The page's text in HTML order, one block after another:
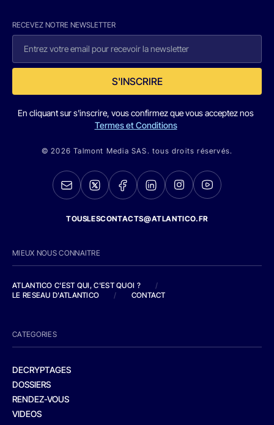
RECEVEZ NOTRE NEWSLETTER
S'INSCRIRE
En cliquant sur s'inscrire, vous confirmez que vous acceptez nos
Termes et Conditions
© 2026 Talmont Media SAS. tous droits réservés.
TOUSLESCONTACTS@ATLANTICO.FR
MIEUX NOUS CONNAITRE
ATLANTICO C'EST QUI, C'EST QUOI ?
/
LE RESEAU D'ATLANTICO
/ CONTACT
CATEGORIES
DECRYPTAGES
DOSSIERS
RENDEZ-VOUS
VIDEOS